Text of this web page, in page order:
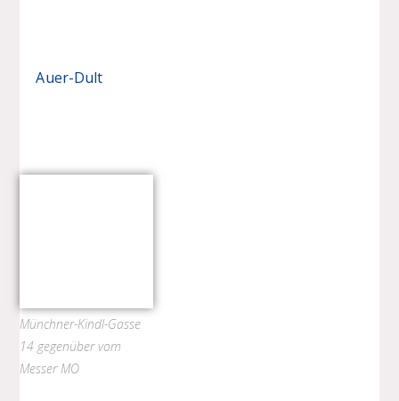
Auer-Dult
Münchner-Kindl-Gasse
14 gegenüber vom
Messer MO